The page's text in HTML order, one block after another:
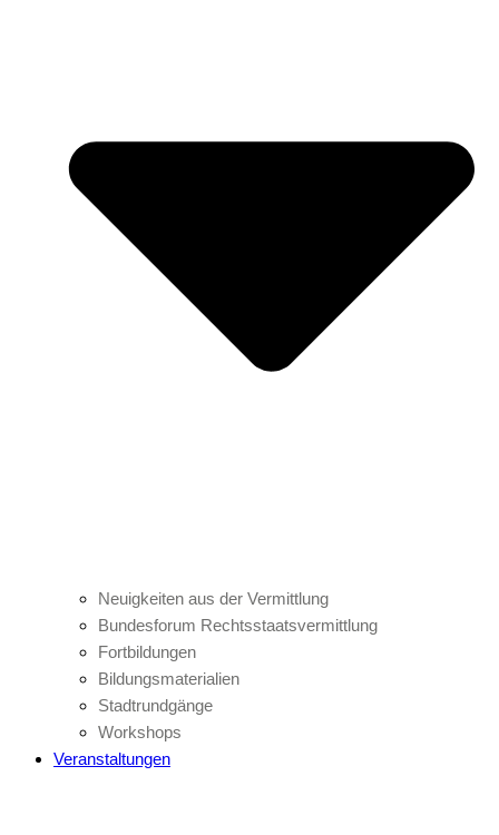
Neuigkeiten aus der Vermittlung
Bundesforum Rechtsstaatsvermittlung
Fortbildungen
Bildungsmaterialien
Stadtrundgänge
Workshops
Veranstaltungen